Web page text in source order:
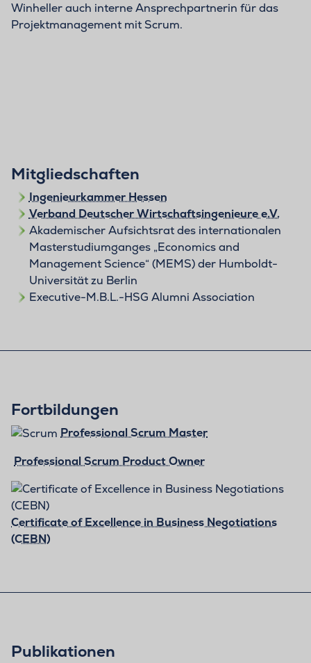
Winheller auch interne Ansprechpartnerin für das
Projektmanagement mit Scrum.
Mitgliedschaften
Ingenieurkammer Hessen
Verband Deutscher Wirtschaftsingenieure e.V.
Akademischer Aufsichtsrat des internationalen
Masterstudiumganges „Economics and
Management Science“ (MEMS) der Humboldt-
Universität zu Berlin
Executive-M.B.L.-HSG Alumni Association
Fortbildungen
Professional Scrum Master
Professional Scrum Product Owner
Certificate of Excellence in Business Negotiations
(CEBN)
Publikationen